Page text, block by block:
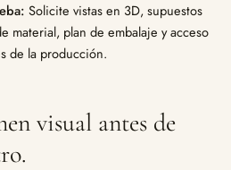
Solicite vistas en 3D, supuestos
material, plan de embalaje y acceso
de la producción.
visual antes de